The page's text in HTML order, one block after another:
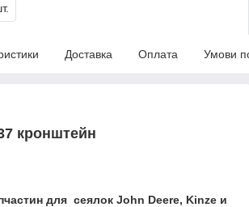
Доставка Оплата Умови
кронштейн
для сеялок John Deere, Kinze и